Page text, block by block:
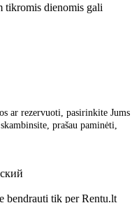
tikromis dienomis gali
ar rezervuoti, pasirinkite Jums
prašau paminėti,
bendrauti tik per Rentu.lt